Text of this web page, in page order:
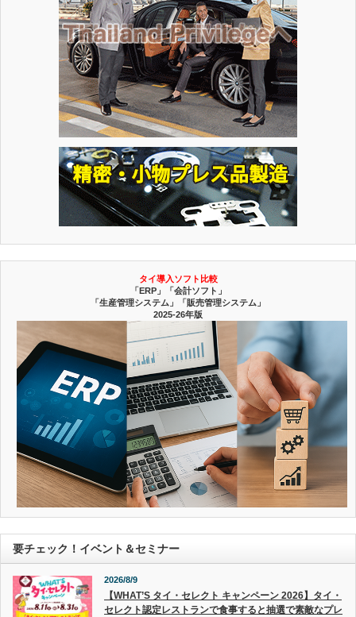
タイ導入ソフト比較
「ERP」「会計ソフト」
「生産管理システム」「販売管理システム」
2025-26年版
要チェック！イベント＆セミナー
2026/8/9
【WHAT’S タイ・セレクト キャンペーン 2026】タイ・
セレクト認定レストランで食事すると抽選で素敵なプレ